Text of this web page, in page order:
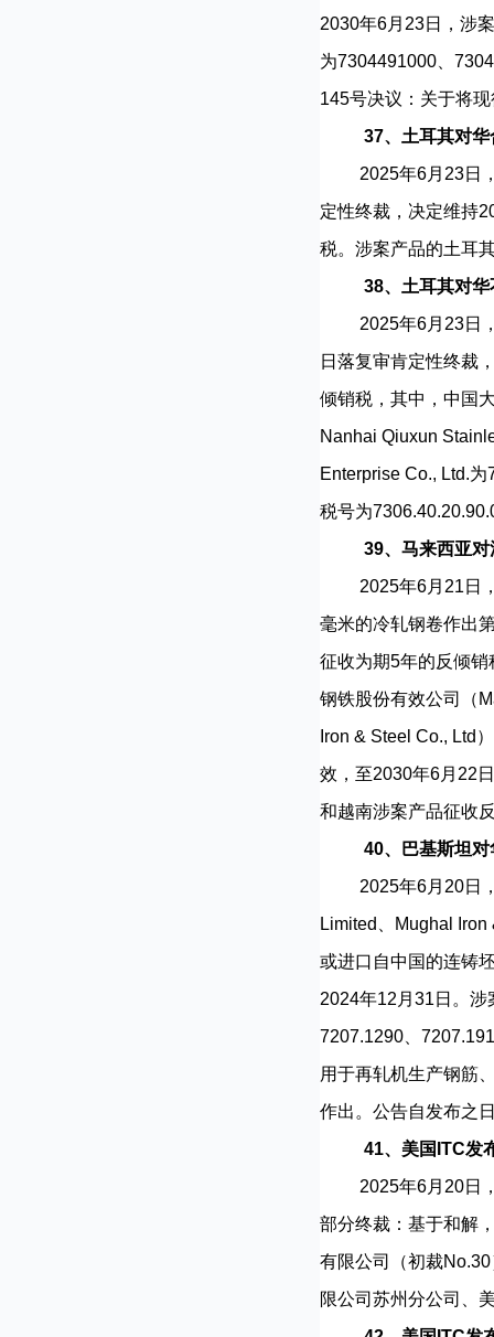
2030年6月23日，涉
为7304491000、
145号决议：关于将
37、土耳其对
2025年6月23日，
定性终裁，决定维持
税。涉案产品的土耳
38、土耳其对
2025年6月23日，
日落复审肯定性终裁
倾销税，其中，中国
Nanhai Qiuxun
Enterprise Co., Ltd.
税号为
39、马来西亚
2025年6月21日，
毫米的冷轧钢卷作出
征收为期5年的反倾
钢铁股份有效公司（
Iron & Steel Co., Ltd
效，至2030年6月22
和越南涉案产品征收
40、巴基斯坦
2025年6月20日，
Limited、Mughal
或进口自中国的连铸
2024年12月31日。
7207.1290、
用于再轧机生产钢筋
作出。公告自发布之
41、美国ITC发
2025年6月20日，
部分终裁：基于和解
有限公司（初裁
限公司苏州分公司、